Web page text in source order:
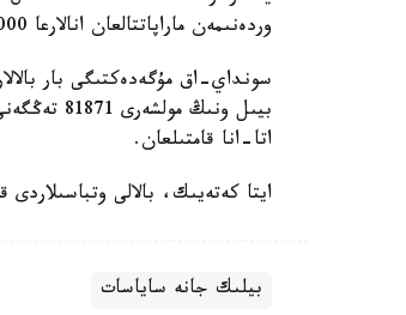
وردەنىمەن ماراپاتتالعان انالارعا 32000 تەڭگە كولەمىندە جاردەماقى تولەنەدى.
سونداي-اق مۇگەدەكتىگى بار
اتا-انا قامتىلعان.
ايتا كەتەيىك، بالالى وتباسىلاردى قولداۋعا بيىل 974
بيلىك جانە ساياسات